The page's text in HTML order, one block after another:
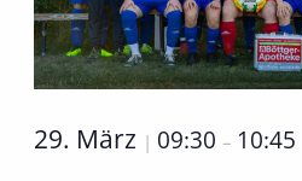
29. März | 09:30 – 10:45